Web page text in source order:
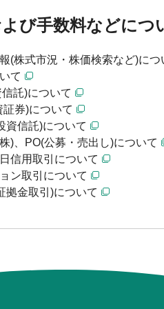
び手数料などにつ
(株式市況・株価検索など)につ
て
託)について
券)について
資信託)について
)、PO(公募・売出し)について
信用取引について
ン取引について
拠金取引)について